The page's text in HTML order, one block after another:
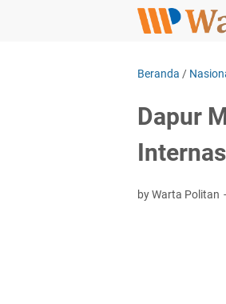
Beranda /
Dapur
by Warta Politan